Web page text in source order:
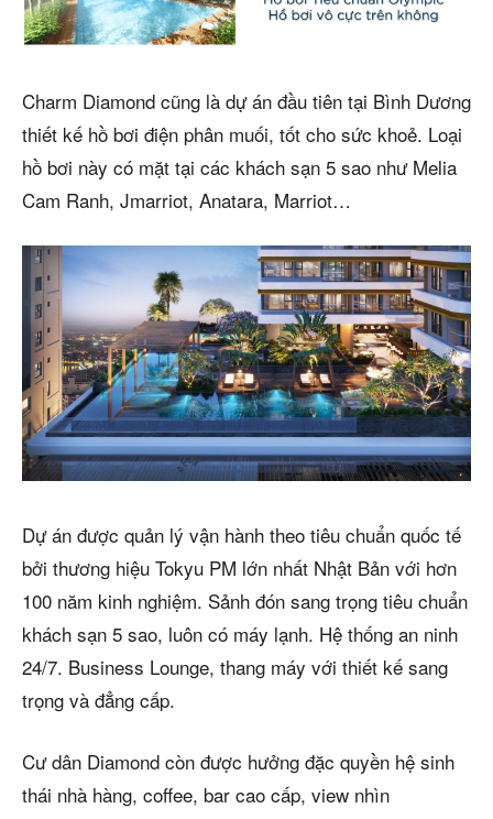
Charm Diamond cũng là dự án đầu tiên tại Bình Dương
thiết kế hồ bơi điện phân muối, tốt cho sức khoẻ. Loại
hồ bơi này có mặt tại các khách sạn 5 sao như Melia
Cam Ranh, Jmarriot, Anatara, Marriot…
Dự án được quản lý vận hành theo tiêu chuẩn quốc tế
bởi thương hiệu Tokyu PM lớn nhất Nhật Bản với hơn
100 năm kinh nghiệm. Sảnh đón sang trọng tiêu chuẩn
khách sạn 5 sao, luôn có máy lạnh. Hệ thống an ninh
24/7. Business Lounge, thang máy với thiết kế sang
trọng và đẳng cấp.
Cư dân Diamond còn được hưởng đặc quyền hệ sinh
thái nhà hàng, coffee, bar cao cấp, view nhìn